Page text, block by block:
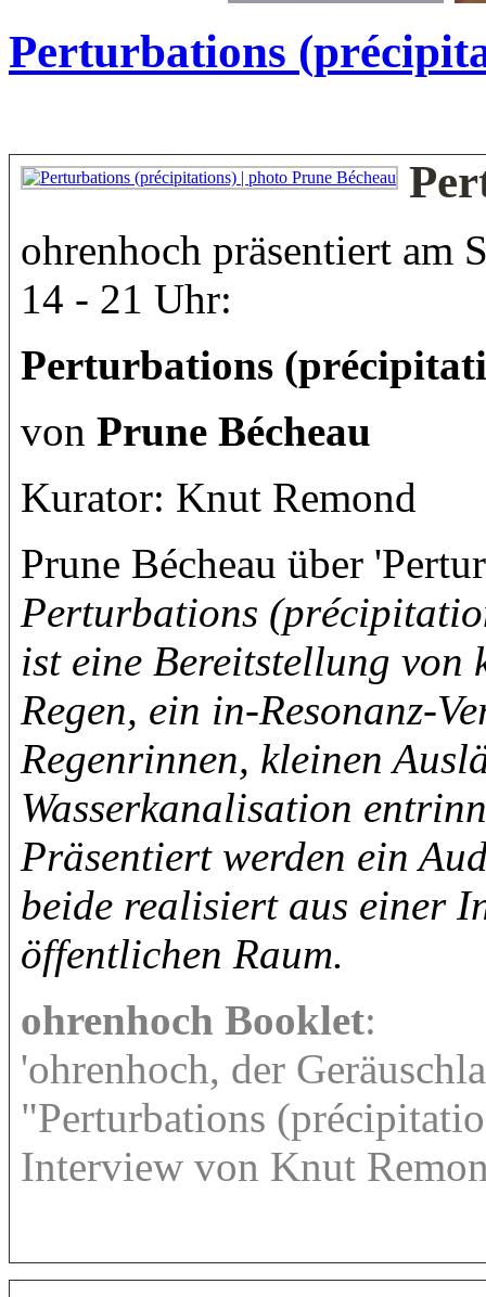
Perturbations
ohrenhoch präsentiert am
14 - 21 Uhr:
Perturbations
von Prune Bécheau
Kurator: Knut Remond
Prune Bécheau über
Perturbations
ist eine Bereitstellung von
Regen, ein in-Resonanz-
Regenrinnen, kleinen
Wasserkanalisation
Präsentiert werden ein
beide realisiert aus einer
öffentlichen Raum.
ohrenhoch Booklet:
'ohrenhoch, der
"Perturbations
Interview von Knut